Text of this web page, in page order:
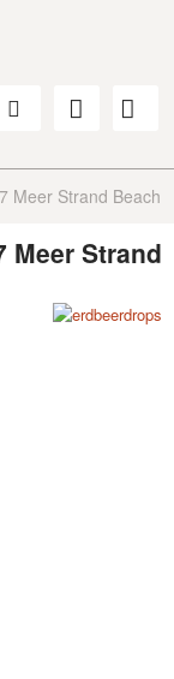
Meer Strand Beach
Meer Strand